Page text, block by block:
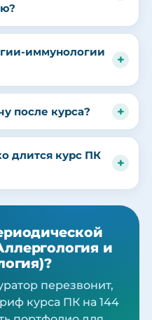
иммунологии
после курса?
длится курс ПК
и
перезвонит,
курса ПК на 144